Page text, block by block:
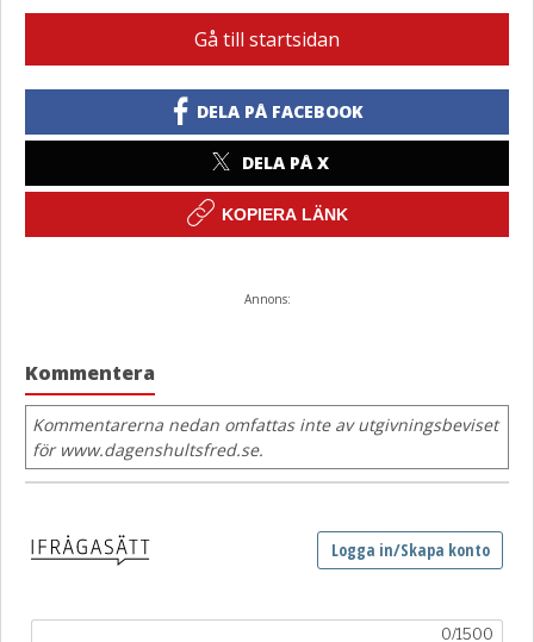
Gå till startsidan
DELA PÅ FACEBOOK
DELA PÅ X
KOPIERA LÄNK
Annons:
Kommentera
Kommentarerna nedan omfattas inte av utgivningsbeviset
för www.dagenshultsfred.se.